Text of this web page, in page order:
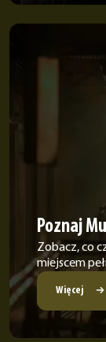
Poznaj
Zobacz, co
miejscem
Więcej